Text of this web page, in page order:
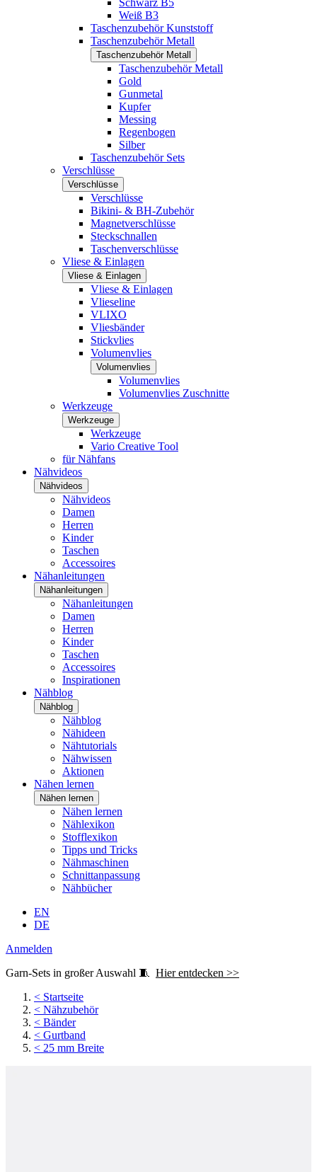
Schwarz B5
Weiß B3
Taschenzubehör Kunststoff
Taschenzubehör Metall
Taschenzubehör Metall
Taschenzubehör Metall
Gold
Gunmetal
Kupfer
Messing
Regenbogen
Silber
Taschenzubehör Sets
Verschlüsse
Verschlüsse
Verschlüsse
Bikini- & BH-Zubehör
Magnetverschlüsse
Steckschnallen
Taschenverschlüsse
Vliese & Einlagen
Vliese & Einlagen
Vliese & Einlagen
Vlieseline
VLIXO
Vliesbänder
Stickvlies
Volumenvlies
Volumenvlies
Volumenvlies
Volumenvlies Zuschnitte
Werkzeuge
Werkzeuge
Werkzeuge
Vario Creative Tool
für Nähfans
Nähvideos
Nähvideos
Nähvideos
Damen
Herren
Kinder
Taschen
Accessoires
Nähanleitungen
Nähanleitungen
Nähanleitungen
Damen
Herren
Kinder
Taschen
Accessoires
Inspirationen
Nähblog
Nähblog
Nähblog
Nähideen
Nähtutorials
Nähwissen
Aktionen
Nähen lernen
Nähen lernen
Nähen lernen
Nählexikon
Stofflexikon
Tipps und Tricks
Nähmaschinen
Schnittanpassung
Nähbücher
EN
DE
Anmelden
Garn-Sets in großer Auswahl 🧵 Hier entdecken >>
< Startseite
< Nähzubehör
< Bänder
< Gurtband
< 25 mm Breite